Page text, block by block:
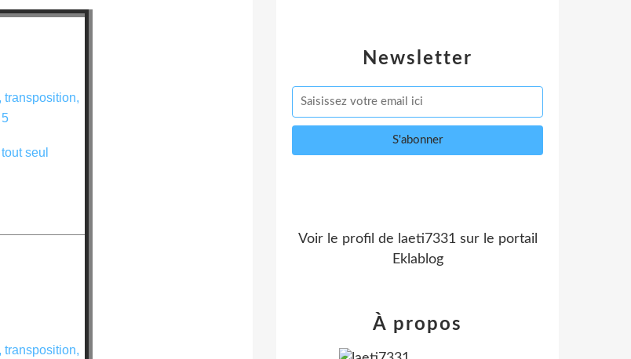
seul
Newsletter
Voir le profil de laeti7331sur le portail
Eklablog
À propos